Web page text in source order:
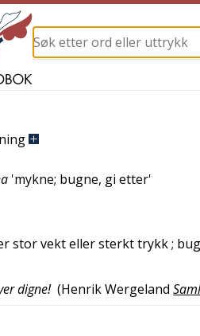
'mykne; bugne, gi etter'
stor vekt eller sterkt trykk;
digne! (Henrik Wergeland